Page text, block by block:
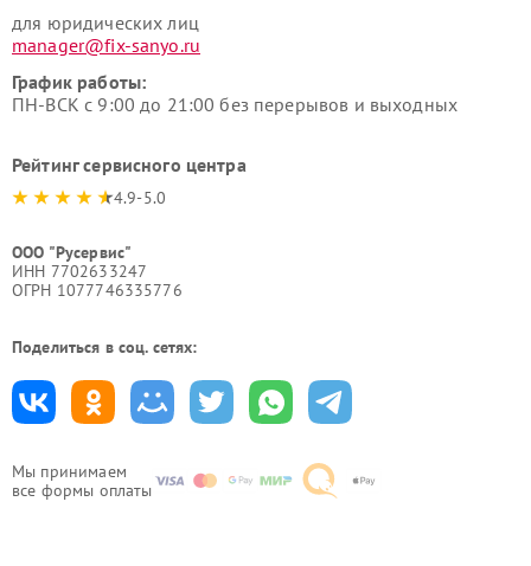
Мы принимаем
все формы оплаты
для юридических лиц
manager@fix-sanyo.ru
График работы:
ПН-ВСК с 9:00 до 21:00 без перерывов и выходных
Рейтинг сервисного центра
4.9-5.0
ООО "Русервис"
ИНН 7702633247
ОГРН 1077746335776
Поделиться в соц. сетях: